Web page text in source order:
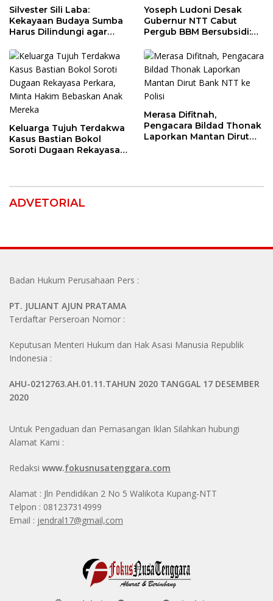
Silvester Sili Laba:
Kekayaan Budaya Sumba
Harus Dilindungi agar
Yoseph Ludoni Desak
Gubernur NTT Cabut
Pergub BBM Bersubsidi:
Tagih Pajak
Keluarga Tujuh Terdakwa
Kasus Bastian Bokol
Soroti Dugaan Rekayasa
Merasa Difitnah,
Pengacara Bildad Thonak
Laporkan Mantan Dirut
ADVETORIAL
Badan Hukum Perusahaan Pers :
PT. JULIANT AJUN PRATAMA
Terdaftar Perseroan Nomor :
Keputusan Menteri Hukum dan Hak Asasi Manusia Republik
Indonesia :
AHU-0212763.AH.01.11.TAHUN 2020 TANGGAL 17 DESEMBER
2020
Untuk Pengaduan dan Pemasangan Iklan Silahkan hubungi
Alamat Kami :
Redaksi www.fokusnusatenggara.com
Alamat : Jln Pendidikan 2 No 5 Walikota Kupang-NTT
Telpon : 081237314999
Email : jendral17@gmail,com